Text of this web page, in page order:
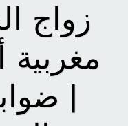
زواج
مغربية
|